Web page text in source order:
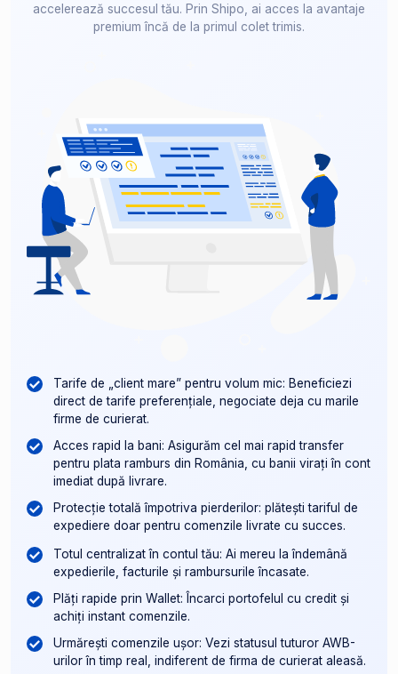
accelerează succesul tău. Prin Shipo, ai acces la avantaje
premium încă de la primul colet trimis.
Tarife de „client mare” pentru volum mic: Beneficiezi
direct de tarife preferențiale, negociate deja cu marile
firme de curierat.
Acces rapid la bani: Asigurăm cel mai rapid transfer
pentru plata ramburs din România, cu banii virați în cont
imediat după livrare.
Protecție totală împotriva pierderilor: plătești tariful de
expediere doar pentru comenzile livrate cu succes.
Totul centralizat în contul tău: Ai mereu la îndemână
expedierile, facturile și rambursurile încasate.
Plăți rapide prin Wallet: Încarci portofelul cu credit și
achiți instant comenzile.
Urmărești comenzile ușor: Vezi statusul tuturor AWB-
urilor în timp real, indiferent de firma de curierat aleasă.